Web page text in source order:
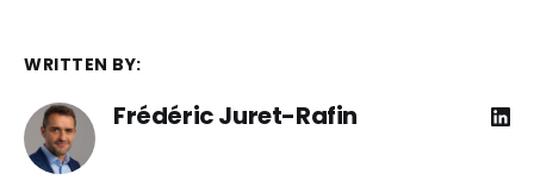
WRITTEN BY:
Frédéric Juret-Rafin